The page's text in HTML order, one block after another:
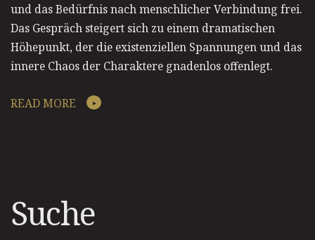
und das Bedürfnis nach menschlicher Verbindung frei.
Das Gespräch steigert sich zu einem dramatischen
Höhepunkt, der die existenziellen Spannungen und das
innere Chaos der Charaktere gnadenlos offenlegt.
READ MORE
Suche